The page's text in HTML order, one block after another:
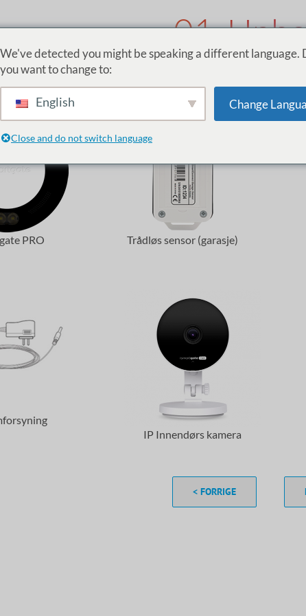
01.
PRO Trådløs sensor (garasje)
IP Innendørs kamera
< FORRIGE
We've detected you might be speaking a different language.
you want to change to:
English Change
Close and do not switch language